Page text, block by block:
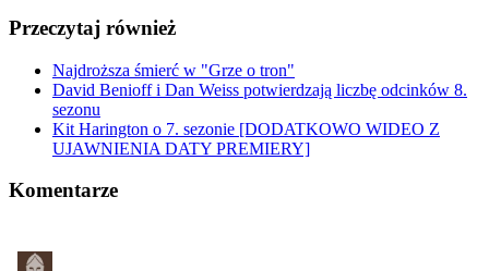
Przeczytaj również
Najdroższa śmierć w "Grze o tron"
David Benioff i Dan Weiss potwierdzają liczbę odcinków 8.
sezonu
Kit Harington o 7. sezonie [DODATKOWO WIDEO Z
UJAWNIENIA DATY PREMIERY]
Komentarze